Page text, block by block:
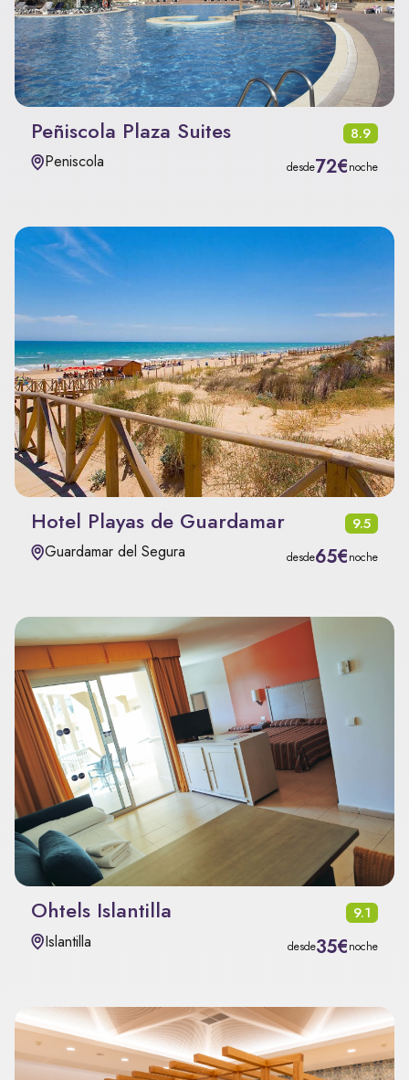
Peñiscola Plaza Suites 8.9
Peniscola desde72€noche
Hotel Playas de Guardamar 9.5
Guardamar del Segura desde65€noche
Ohtels Islantilla 9.1
Islantilla desde35€noche